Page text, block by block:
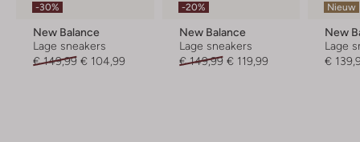
-30%
New Balance
Lage sneakers
€ 149,99 € 104,99
-20%
New Balance
Lage sneakers
€ 149,99 € 119,99
Nieuw
New
Lage
€